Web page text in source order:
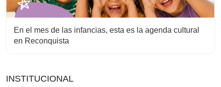
En el mes de las infancias, esta es la agenda cultural
en Reconquista
INSTITUCIONAL